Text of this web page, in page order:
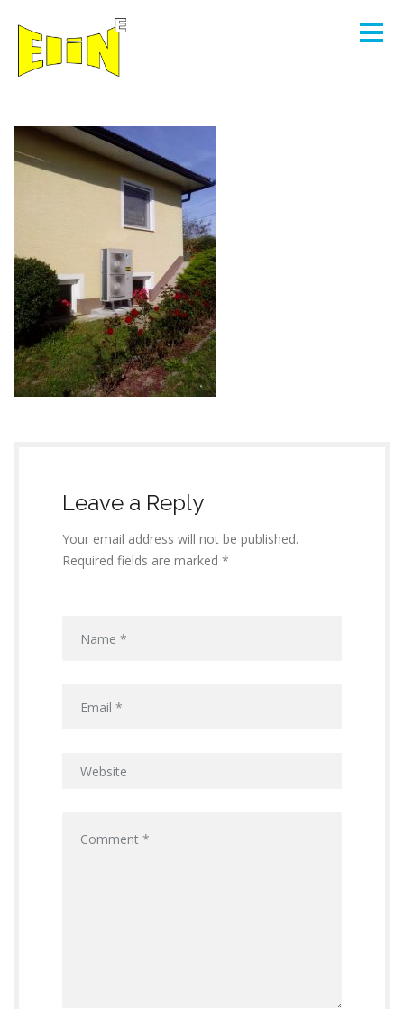
Leave a Reply
Your email address will not be published.
Required fields are marked *